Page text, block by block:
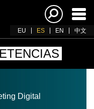
EU ES EN 中文
Digital